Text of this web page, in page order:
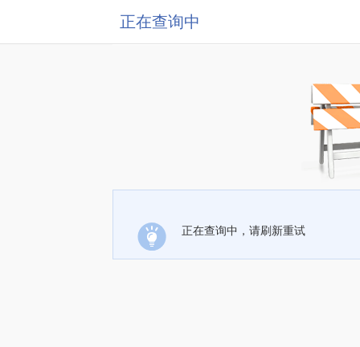
正在查询中
正在查询中，请刷新重试